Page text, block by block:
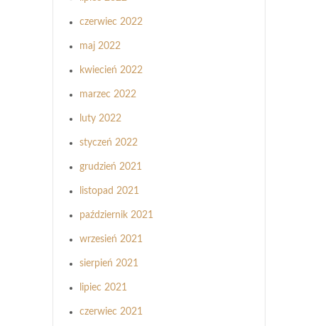
czerwiec 2022
maj 2022
kwiecień 2022
marzec 2022
luty 2022
styczeń 2022
grudzień 2021
listopad 2021
październik 2021
wrzesień 2021
sierpień 2021
lipiec 2021
czerwiec 2021